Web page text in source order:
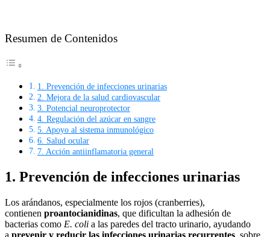
Resumen de Contenidos
1. Prevención de infecciones urinarias
2. Mejora de la salud cardiovascular
3. Potencial neuroprotector
4. Regulación del azúcar en sangre
5. Apoyo al sistema inmunológico
6. Salud ocular
7. Acción antiinflamatoria general
1. Prevención de infecciones urinarias
Los arándanos, especialmente los rojos (cranberries),
contienen proantocianidinas, que dificultan la adhesión de
bacterias como E. coli a las paredes del tracto urinario, ayudando
a prevenir y reducir las infecciones urinarias recurrentes , sobre